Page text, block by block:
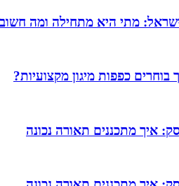
מתי היא מתחילה ומה
כפפות מיגון מקצועיות?
איך מתכננים תאורה נכונה